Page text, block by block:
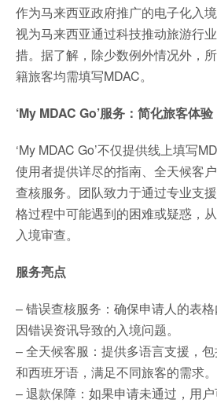
作为马来西亚政府推广的电子化入
视为马来西亚通过科技推动旅游行
措。据了解，除少数例外情况外，
籍旅客均需填写MDAC。
‘My MDAC Go’服务：简化旅客体验
‘My MDAC Go’不仅提供线上填写
使用者提供详尽的指南、全天候客
查核服务。团队致力于通过专业支
格过程中可能遇到的困难或疑惑，
入境审查。
服务亮点
– 错误查核服务：确保申请人的表
因错误资讯导致的入境问题。
– 全天候客服：提供多语言支援，
和西班牙语，满足不同旅客的需求。
– 退款保障：如果申请未通过，用